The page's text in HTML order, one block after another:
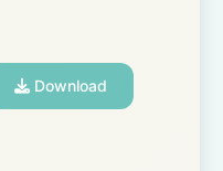
Download